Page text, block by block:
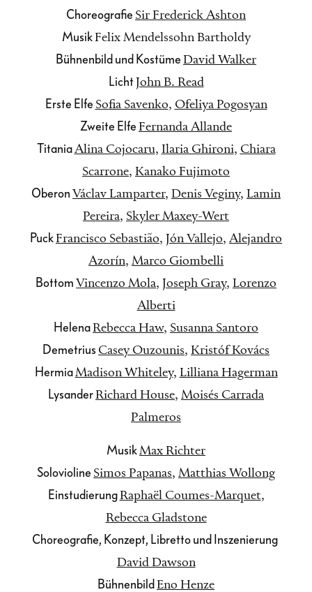
Choreografie Sir Frederick Ashton
MusikFelix Mendelssohn Bartholdy
Bühnenbild und Kostüme David Walker
Licht John B. Read
Erste Elfe Sofia Savenko, Ofeliya Pogosyan
Zweite Elfe Fernanda Allande
TitaniaAlina Cojocaru, Ilaria Ghironi, Chiara
Scarrone, Kanako Fujimoto
Oberon Václav Lamparter, Denis Veginy, Lamin
Pereira, Skyler Maxey-Wert
PuckFrancisco Sebastião, Jón Vallejo, Alejandro
Azorín, Marco Giombelli
Bottom Vincenzo Mola, Joseph Gray, Lorenzo
Alberti
HelenaRebecca Haw, Susanna Santoro
Demetrius Casey Ouzounis, Kristóf Kovács
HermiaMadison Whiteley, Lilliana Hagerman
LysanderRichard House, Moisés Carrada
Palmeros
MusikMax Richter
Solovioline Simos Papanas, Matthias Wollong
EinstudierungRaphaël Coumes-Marquet,
Rebecca Gladstone
Choreografie, Konzept, Libretto und Inszenierung
David Dawson
Bühnenbild Eno Henze